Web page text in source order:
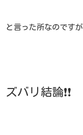
と言った所なのですが
ズバリ 結論❗❗